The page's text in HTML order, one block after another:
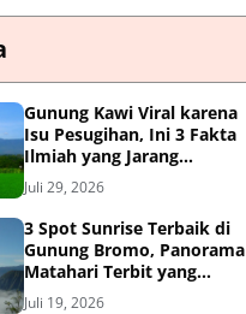
Gunung Kawi Viral karena
Isu Pesugihan, Ini 3 Fakta
Ilmiah yang Jarang
Diketahui
Juli 29, 2026
3 Spot Sunrise Terbaik di
Gunung Bromo, Panorama
Matahari Terbit yang
Memukau
Juli 19, 2026